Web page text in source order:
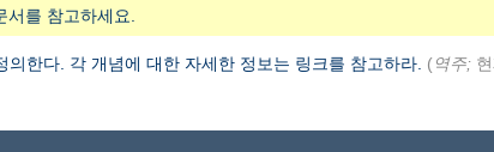
서를 참고하세요.
한다. 각 개념에 대한 자세한 정보는 링크를 참고하라. (역주;